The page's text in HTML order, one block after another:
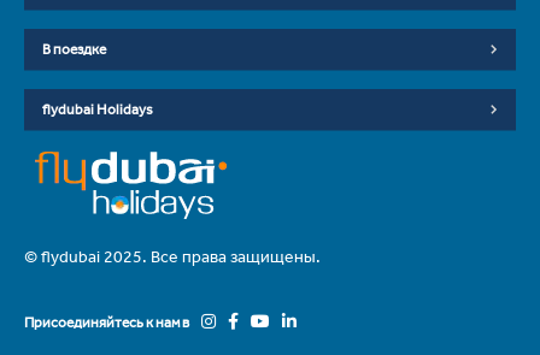
В поездке
flydubai Holidays
© flydubai 2025. Все права защищены.
Присоединяйтесь к нам в